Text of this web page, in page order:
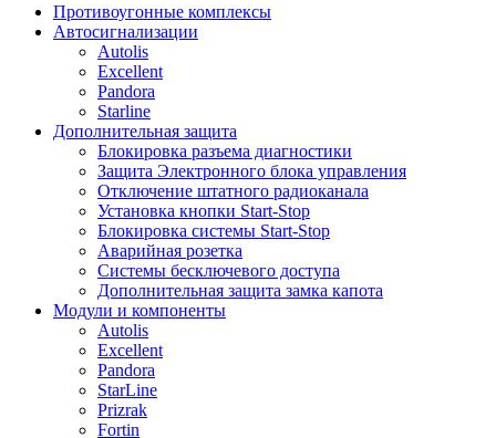
Противоугонные комплексы
Автосигнализации
Autolis
Excellent
Pandora
Starline
Дополнительная защита
Блокировка разъема диагностики
Защита Электронного блока управления
Отключение штатного радиоканала
Установка кнопки Start-Stop
Блокировка системы Start-Stop
Аварийная розетка
Системы бесключевого доступа
Дополнительная защита замка капота
Модули и компоненты
Autolis
Excellent
Pandora
StarLine
Prizrak
Fortin